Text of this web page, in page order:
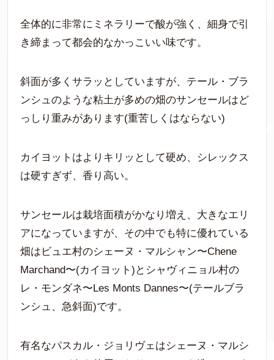
全体的に非常にミネラリーで酸が強く、細身で引
き締まって都会的なかっこいい味です。
斜面が多くサラッとしていますが、テール・ブラ
ンシュのような粘土が多めの畑のサンセールはど
っしり重みがあります(重苦しくはならない)
カイヨットはよりキリッとして硬め、シレックス
は硬すぎず、香り高い。
サンセールは栽培面積がかなり増え、大きなエリ
アになっていますが、その中でも特に優れている
畑はビュエ村のシェーヌ・マルシャン〜Chene
Marchand〜(カイヨット)とシャヴィニョル村の
レ・モンダネ〜Les Monts Dannes〜(テールブラ
ンシュ、急斜面)です。
有名なパスカル・ジョリヴェはシェーヌ・マルシ